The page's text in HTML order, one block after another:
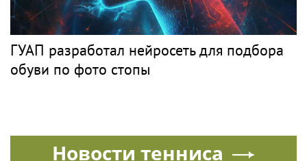
ГУАП разработал нейросеть для подбора
обуви по фото стопы
Новости тенниса